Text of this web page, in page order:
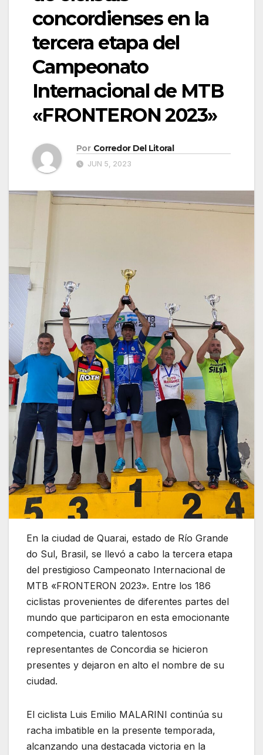
concordienses en la
tercera etapa del
Campeonato
Internacional de MTB
«FRONTERON 2023»
Por Corredor Del Litoral
JUN 5, 2023
En la ciudad de Quarai, estado de Río Grande
do Sul, Brasil, se llevó a cabo la tercera etapa
del prestigioso Campeonato Internacional de
MTB «FRONTERON 2023». Entre los 186
ciclistas provenientes de diferentes partes del
mundo que participaron en esta emocionante
competencia, cuatro talentosos
representantes de Concordia se hicieron
presentes y dejaron en alto el nombre de su
ciudad.
El ciclista Luis Emilio MALARINI continúa su
racha imbatible en la presente temporada,
alcanzando una destacada victoria en la